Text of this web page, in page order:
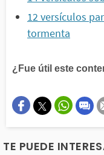
12 versículos
tormenta
¿Fue útil este
Este contenido
TE PUEDE